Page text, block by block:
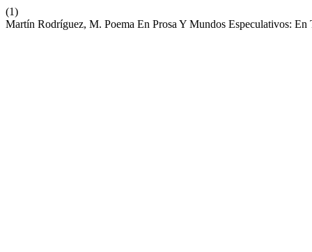
(1)
Martín Rodríguez, M. Poema En Prosa Y Mundos Especulativos: